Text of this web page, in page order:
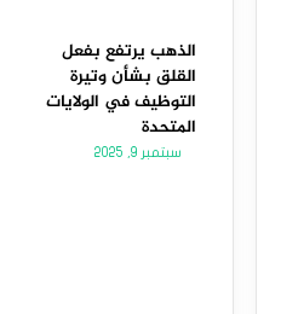
الذهب يرتفع بفعل
القلق بشأن وتيرة
التوظيف في الولايات
المتحدة
سبتمبر 9, 2025